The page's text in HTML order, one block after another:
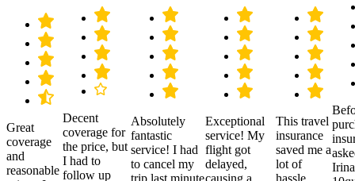
Great
coverage
and
reasonable
Decent
coverage for
the price, but
I had to
follow up
Absolutely
fantastic
service! I had
to cancel my
trip last minute
Exceptional
service! My
flight got
delayed,
causing a
This travel
insurance
saved me a
lot of
hassle